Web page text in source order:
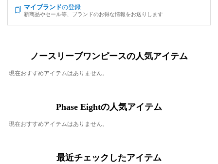
マイブランドの登録
新商品やセール等、ブランドのお得な情報をお送りします
ノースリーブワンピースの人気アイテム
現在おすすめアイテムはありません。
Phase Eightの人気アイテム
現在おすすめアイテムはありません。
最近チェックしたアイテム